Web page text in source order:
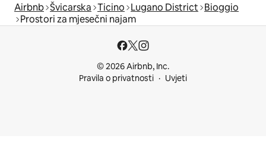
Airbnb Švicarska Ticino Lugano District Bioggio
Prostori za mjesečni najam
© 2026 Airbnb, Inc.
Pravila o privatnosti
Uvjeti